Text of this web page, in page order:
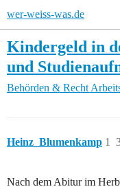
wer-weiss-was.de
Kindergeld in
und
Behörden & Recht
Heinz_Blumenkamp 1
Nach dem Abitur im